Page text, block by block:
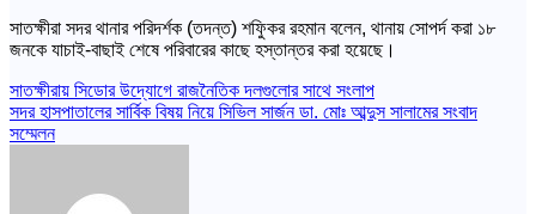
সাতক্ষীরা সদর থানার পরিদর্শক (তদন্ত) শফিুকর রহমান বলেন, থানায় সোপর্দ করা ১৮
জনকে যাচাই-বাছাই শেষে পরিবারের কাছে হস্তান্তর করা হয়েছে।
Post
navigation
সাতক্ষীরায় সিডোর উদ্যোগে রাজনৈতিক দলগুলোর সাথে সংলাপ
সদর হাসপাতালের সার্বিক বিষয় নিয়ে সিভিল সার্জন ডা. মোঃ আব্দুস সালামের সংবাদ
সম্মেলন